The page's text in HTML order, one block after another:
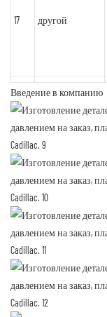
17 другой
Введение в компанию